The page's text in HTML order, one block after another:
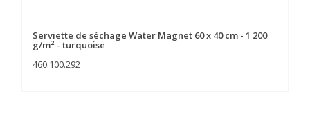
Serviette de séchage Water Magnet 60 x 40 cm - 1 200
g/m² - turquoise
460.100.292